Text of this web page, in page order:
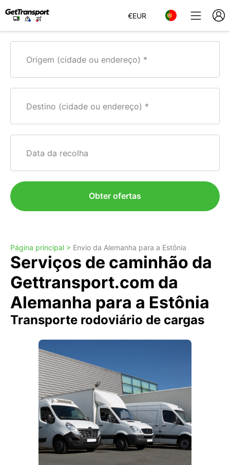
€EUR
Origem (cidade ou endereço)
Destino (cidade ou endereço)
Data da recolha
Obter ofertas
Página principal > Envio da Alemanha para a Estônia
Serviços de caminhão da
Gettransport.com da
Alemanha para a Estônia
Transporte rodoviário de cargas